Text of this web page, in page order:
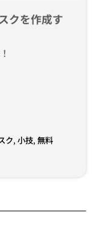
クを作成す
ク, 小技, 無料